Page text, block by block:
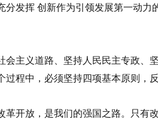
分发挥 创新作为引领发展第一动力
会主义道路、坚持人民民主专政、
过程中，必须坚持四项基本原则，
革开放，是我们的强国之路。只有